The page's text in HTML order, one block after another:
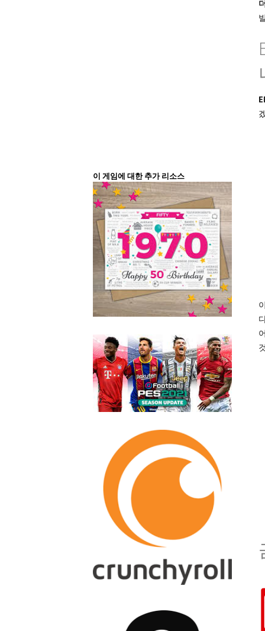
이 게임에 대한 추가 리소스